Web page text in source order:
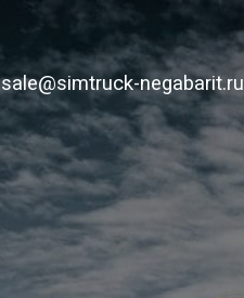
sale@simtruck-negabarit.ru
sale@simtruck-negabarit.ru